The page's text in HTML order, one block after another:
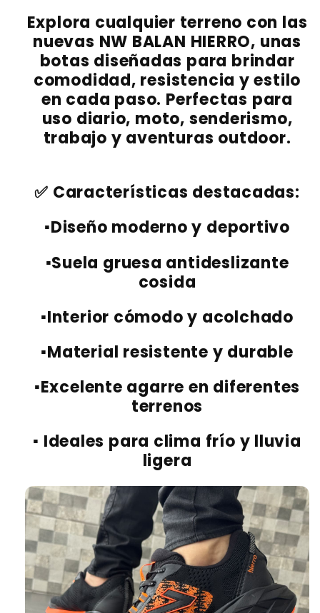
Explora cualquier terreno con las
nuevas NW BALAN HIERRO, unas
botas diseñadas para brindar
comodidad, resistencia y estilo
en cada paso. Perfectas para
uso diario, moto, senderismo,
trabajo y aventuras outdoor.
✅ Características destacadas:
▪️Diseño moderno y deportivo
▪️Suela gruesa antideslizante
cosida
▪️Interior cómodo y acolchado
▪️Material resistente y durable
▪️Excelente agarre en diferentes
terrenos
▪️ Ideales para clima frío y lluvia
ligera